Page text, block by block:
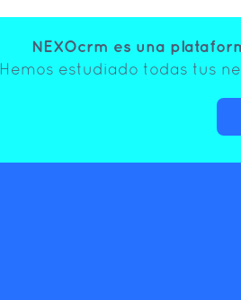
NEXOcrm es una
Hemos estudiado todas tus